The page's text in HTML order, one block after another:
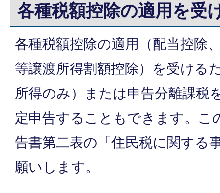
各種税額控除の適用を受
各種税額控除の適用（配当控除
等譲渡所得割額控除）を受ける
所得のみ）または申告分離課税
定申告することもできます。こ
告書第二表の「住民税に関する
願いします。